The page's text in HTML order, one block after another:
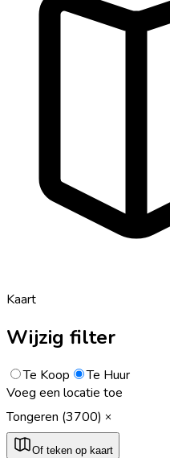
Kaart
Wijzig filter
Te Koop
Te Huur
Voeg een locatie toe
Tongeren (3700)
Of teken op kaart